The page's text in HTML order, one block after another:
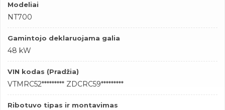
Modeliai
NT700
Gamintojo deklaruojama galia
48 kW
VIN kodas (Pradžia)
VTMRC52********* ZDCRC59*********
Ribotuvo tipas ir montavimas